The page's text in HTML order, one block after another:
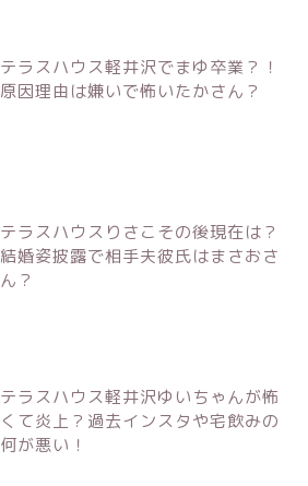
テラスハウス軽井沢でまゆ卒業？！
原因理由は嫌いで怖いたかさん？
テラスハウスりさこその後現在は？
結婚姿披露で相手夫彼氏はまさおさ
ん？
テラスハウス軽井沢ゆいちゃんが怖
くて炎上？過去インスタや宅飲みの
何が悪い！